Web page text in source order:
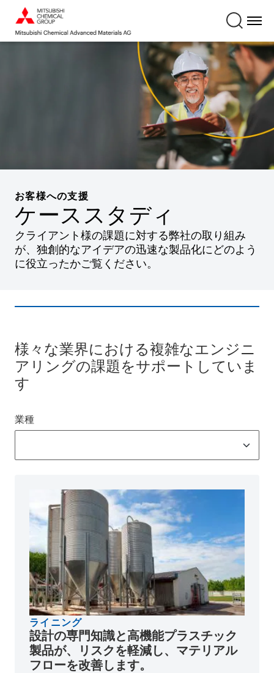
お客様への支援
ケーススタディ
クライアント様の課題に対する弊社の取り組み
が、独創的なアイデアの迅速な製品化にどのよう
に役立ったかご覧ください。
様々な業界における複雑なエンジニ
アリングの課題をサポートしていま
す
業種
ライニング
設計の専門知識と高機能プラスチック
製品が、リスクを軽減し、マテリアル
フローを改善します。